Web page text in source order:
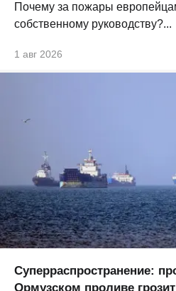
Почему за пожары
собственному руководству?...
1 авг 2026
Суперраспространение:
Ормузском проливе